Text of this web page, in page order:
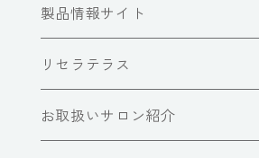
製品情報サイト
リセラテラス
お取扱いサロン紹介